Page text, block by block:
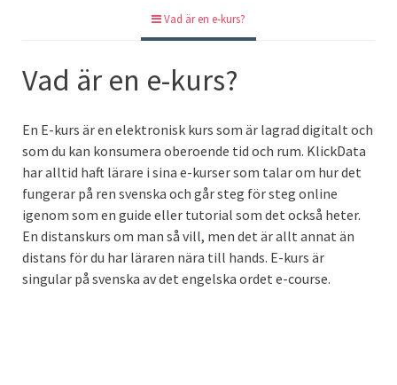
Fyllning & mönster
linje, Skalförändra, Mönsteralternativ, Överlappande
Bildkalkering
Vad kan kalkeras, Snabbkalkera, Bildkalkeringspanelen
1h 34m
Lärare:
Mattias Dahlqvist
Pris:
995 kr exkl. moms
Vad är en e-kurs?
Vad är en e-kurs?
En E-kurs är en elektronisk kurs som är lagrad digitalt och
som du kan konsumera oberoende tid och rum. KlickData
har alltid haft lärare i sina e-kurser som talar om hur det
fungerar på ren svenska och går steg för steg online
igenom som en guide eller tutorial som det också heter.
En distanskurs om man så vill, men det är allt annat än
distans för du har läraren nära till hands. E-kurs är
singular på svenska av det engelska ordet e-course.